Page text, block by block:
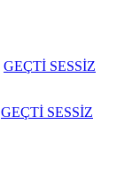
GEÇTİ SESSİZ
GEÇTİ SESSİZ